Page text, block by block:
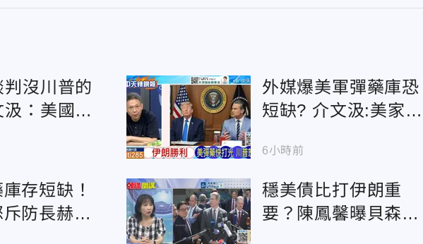
沒川普的
：美國二
外媒爆美軍彈藥庫恐
短缺? 介文汲:美家底
6小時前
存短缺！
防長赫格
穩美債比打伊朗重
要？陳鳳馨曝貝森特